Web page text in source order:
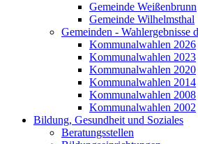
Gemeinde Weißenbrunn
Gemeinde Wilhelmsthal
Gemeinden - Wahlergebnisse
Kommunalwahlen 2026
Kommunalwahlen 2023
Kommunalwahlen 2020
Kommunalwahlen 2014
Kommunalwahlen 2008
Kommunalwahlen 2002
Bildung, Gesundheit und Soziales
Beratungsstellen